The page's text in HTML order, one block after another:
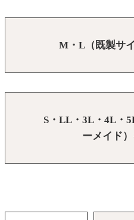
M・L（既製サ
S・LL・3L・4L・
ーメイド